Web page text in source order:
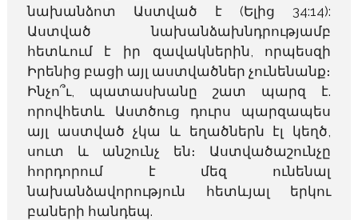
նախանձոտ Աստված է (Ելից 34:14):
Աստված նախանձախնդրությամբ
հետևում է իր զավակներին, որպեսզի
Իրենից բացի այլ աստվածներ չունենանք։
Ինչո՞ւ, պատասխանը շատ պարզ է.
որովհետև Աստծուց դուրս պարզապես
այլ աստված չկա և եղածներն էլ կեղծ,
սուտ և անշունչ են։ Աստվածաշունչը
հորդորում է մեզ ունենալ
նախանձավորություն հետևյալ երկու
բաների հանդեպ.